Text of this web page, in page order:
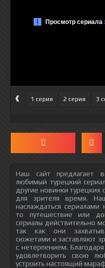
‹ 1 серия 2 серия 3
Наш сайт предлагает
любимый турецкий
другие новинки турецких
для зрителя время.
наслаждаться сериалами
то путешествие или
сериалы действительно
так как они
сюжетами и заставляют
с нетерпением.
удовлетворить свою
устроить настоящий